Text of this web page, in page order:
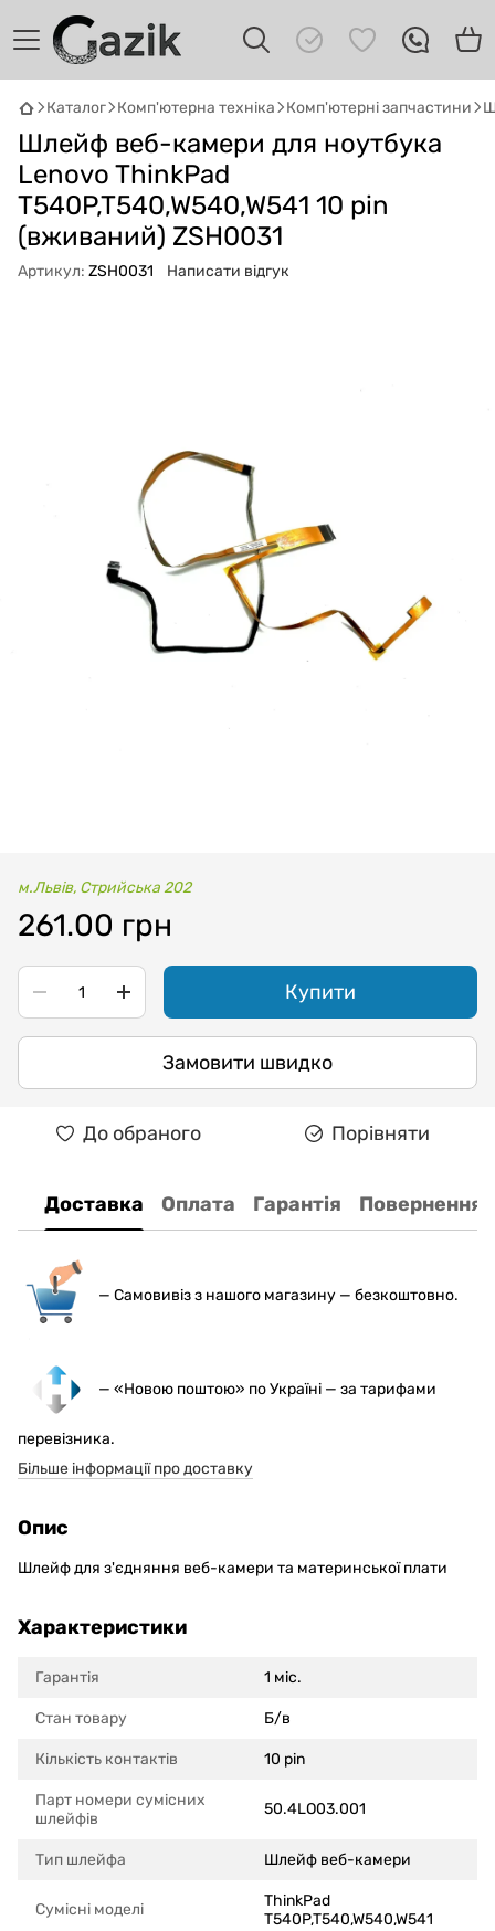
Каталог Комп'ютерна техніка Комп'ютерні запчастини
Шлейф веб-камери для ноутбука
Lenovo ThinkPad
T540P,T540,W540,W541 10 pin
(вживаний) ZSH0031
Артикул: ZSH0031 Написати відгук
м.Львів, Стрийська 202
261.00 грн
Купити
Замовити швидко
До обраного Порівняти
Доставка Оплата Гарантія Повернення
— Самовивіз з нашого магазину — безкоштовно.
— «Новою поштою» по Україні — за тарифами
перевізника.
Більше інформації про доставку
Опис
Шлейф для з'єдняння веб-камери та материнської плати
Характеристики
Гарантія 1 міс.
Стан товару Б/в
Кількість контактів 10 pin
Парт номери сумісних
шлейфів
50.4LO03.001
Тип шлейфа Шлейф веб-камери
Сумісні моделi
ThinkPad
T540P,T540,W540,W541
Онлайн · пошук техніки
Привіт! 👋 Я Gazik AI — допоможу
підібрати вживану комп'ютерну техніку.
Що шукаєш?